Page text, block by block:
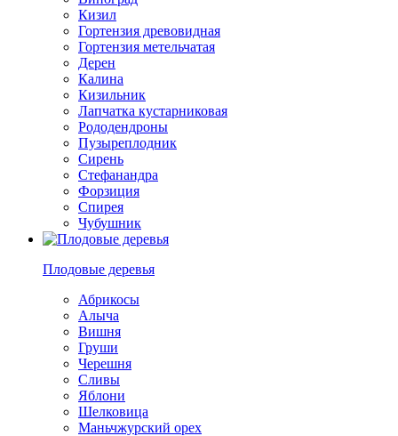
Кизил
Гортензия древовидная
Гортензия метельчатая
Дерен
Калина
Кизильник
Лапчатка кустарниковая
Рододендроны
Пузыреплодник
Сирень
Стефанандра
Форзиция
Спирея
Чубушник
Плодовые деревья
Абрикосы
Алыча
Вишня
Груши
Черешня
Сливы
Яблони
Шелковица
Маньчжурский орех